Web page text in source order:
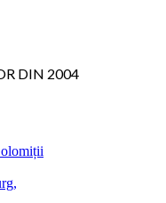
DIN 2004